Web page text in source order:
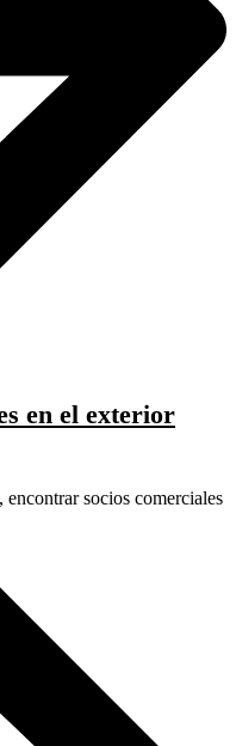
en el exterior
encontrar socios comerciales